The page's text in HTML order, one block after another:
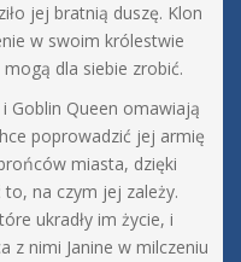
jej bratnią duszę. Klon
w swoim królestwie
dla siebie zrobić.
Goblin Queen omawiają
poprowadzić jej armię
miasta, dzięki
to, na czym jej zależy.
ukradły im życie, i
z nimi Janine w milczeniu